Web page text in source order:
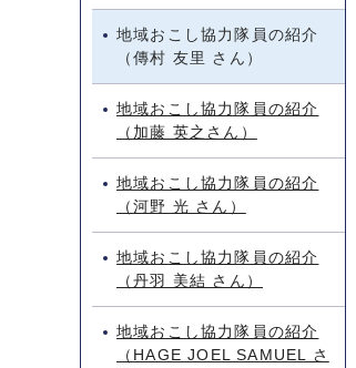
地域おこし協力隊員の紹介
（傳村 友里 さん）
地域おこし協力隊員の紹介
（加藤 英之さん）
地域おこし協力隊員の紹介
（河野 光 さん）
地域おこし協力隊員の紹介
（丹羽 美結 さん）
地域おこし協力隊員の紹介
（HAGE JOEL SAMUEL さ